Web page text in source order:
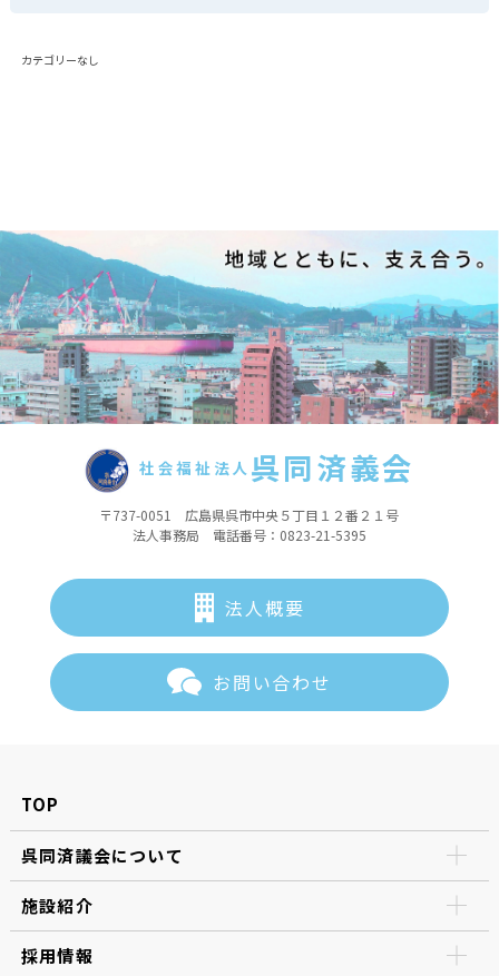
カテゴリーなし
社会福祉法人 呉同済義会
〒737-0051 広島県呉市中央５丁目１２番２１号
法人事務局 電話番号：0823-21-5395
法人概要
お問い合わせ
TOP
呉同済議会について
施設紹介
採用情報